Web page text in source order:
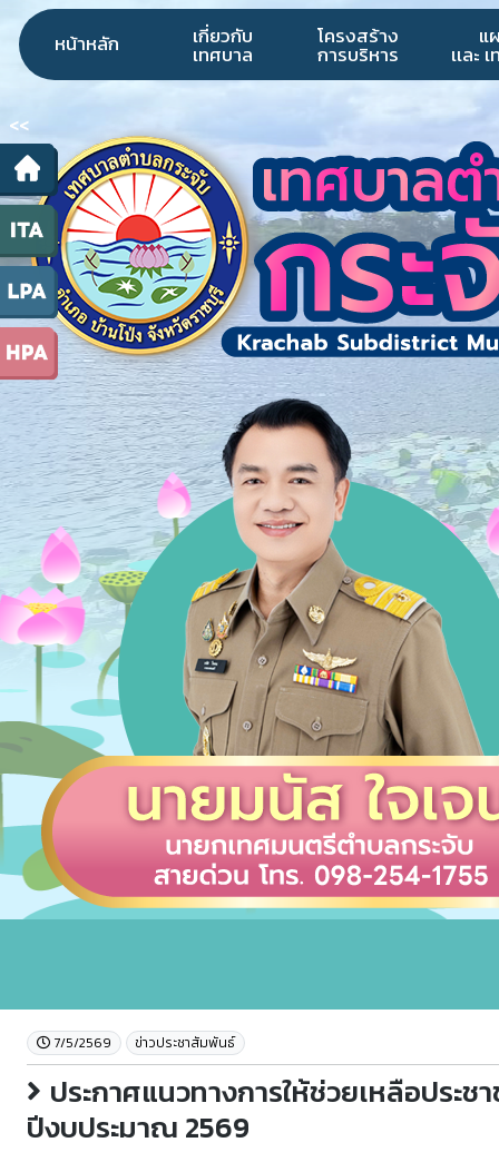
<<
หน้าหลัก เกี่ยวกับ
เทศบาล
โครงสร้าง
การบริหาร
แ
เเล
7/5/2569 ข่าวประชาสัมพันธ์
ประกาศแนวทางการให้ช่วยเหลือประ
ปีงบประมาณ 2569